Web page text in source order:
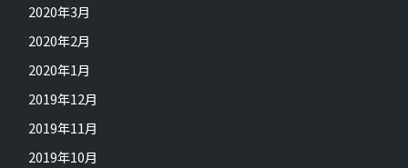
2020年3月
2020年2月
2020年1月
2019年12月
2019年11月
2019年10月